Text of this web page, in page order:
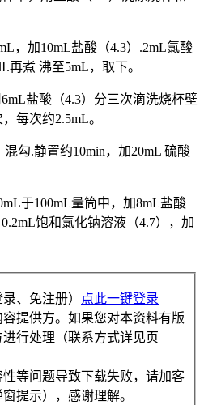
，加10mL盐酸（4.3）.2mL氯酸
煮 沸至5mL，取下。
盐酸（4.3）分三次滴洗烧杯壁
每次约2.5mL。
勾.静置约10min，加20mL 硫酸
于100mL量筒中，加8mL盐酸
0.2mL饱和氯化钠溶液（4.7），加
、免注册）
点此一键登录
提供方。如果您对本资料有版
行处理（联系方式详见页
等问题导致下载失败，请加客
提示），感谢理解。